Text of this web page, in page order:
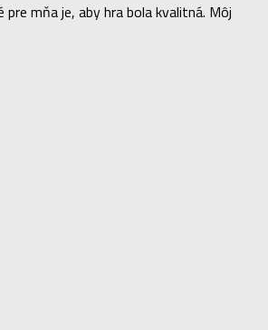
mňa je, aby hra bola kvalitná. Môj